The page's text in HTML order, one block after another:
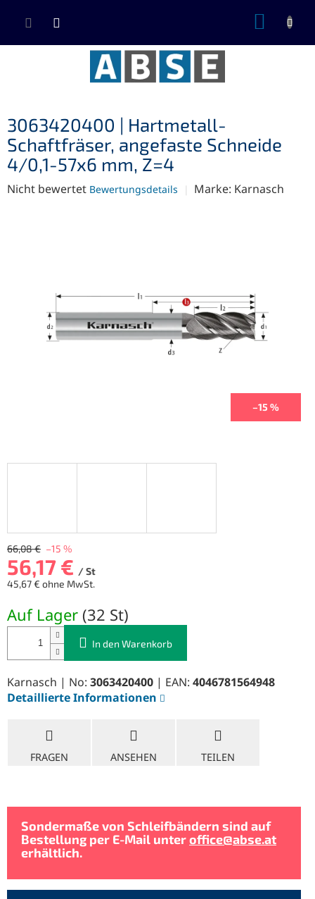
Inhalt
3063420400 | Hartmetall-
Schaftfräser, angefaste Schneide
4/0,1-57x6 mm, Z=4
Die
Nicht bewertet Bewertungsdetails Marke: Karnasch
–15 %
66,08 € –15 %
56,17 € / St
45,67 € ohne MwSt.
Auf Lager (32 St)
In den Warenkorb
Karnasch | No: 3063420400 | EAN: 4046781564948
Detaillierte Informationen
FRAGEN ANSEHEN TEILEN
Sondermaße von Schleifbändern sind auf
Bestellung per E-Mail unteroffice@abse.at
erhältlich.